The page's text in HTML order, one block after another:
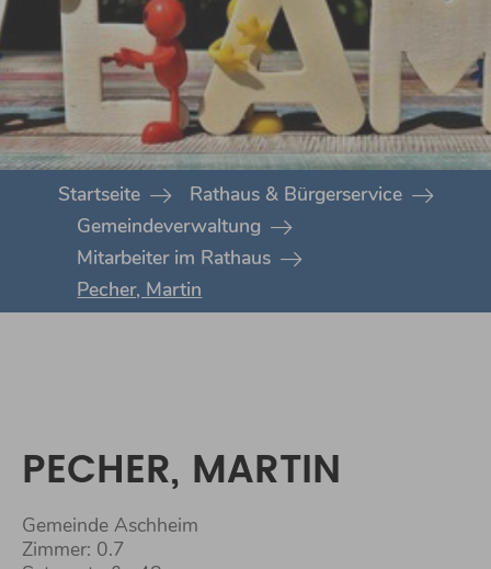
You are here:Startseite
Rathaus & Bürgerservice
Gemeindeverwaltung
Mitarbeiter im Rathaus
Pecher, Martin
PECHER, MARTIN
Gemeinde Aschheim
Zimmer: 0.7